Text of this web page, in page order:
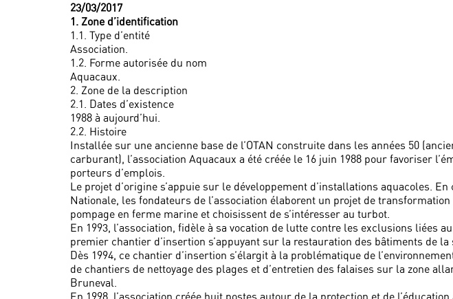
23/03/2017
1. Zone d’identification
1.1. Type d’entité
Association.
1.2. Forme autorisée du nom
Aquacaux.
2. Zone de la description
2.1. Dates d’existence
1988 à aujourd’hui.
2.2. Histoire
Installée sur une ancienne base de l’OTAN construite dans les années 50
carburant), l’association Aquacaux a été créée le 16 juin 1988 pour favoriser
porteurs d’emplois.
Le projet d’origine s’appuie sur le développement d’installations aquacoles.
Nationale, les fondateurs de l’association élaborent un projet de transformation
pompage en ferme marine et choisissent de s’intéresser au turbot.
En 1993, l’association, fidèle à sa vocation de lutte contre les exclusions liées
premier chantier d’insertion s’appuyant sur la restauration des bâtiments de la
Dès 1994, ce chantier d’insertion s’élargit à la problématique de
de chantiers de nettoyage des plages et d’entretien des falaises sur la zone
Bruneval.
En 1998, l’association créée huit postes autour de la protection et de